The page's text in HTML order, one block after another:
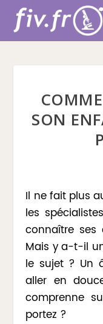
SON
Il ne fait plus
les
connaître ses
Mais y a-t-il
le sujet ? Un
aller en
comprenne
portez ?